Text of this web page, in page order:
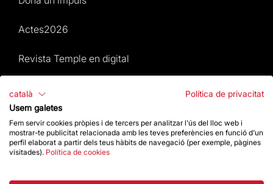
Actes2026
Revista Temple en digital
Mapa Web
Actes 2026
Visita
català
Política de privacitat
Usem galetes
Fem servir cookies pròpies i de tercers per analitzar l'ús del lloc web i
mostrar-te publicitat relacionada amb les teves preferències en funció d'un
perfil elaborat a partir dels teus hàbits de navegació (per exemple, pàgines
visitades). Política de cookies